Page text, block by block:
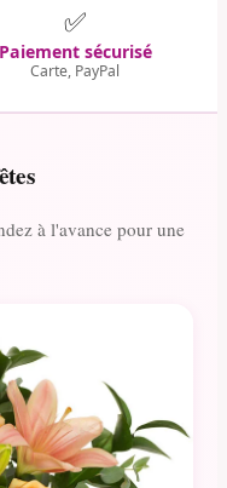
✅
Paiement sécurisé
Carte, PayPal
à l'avance pour une